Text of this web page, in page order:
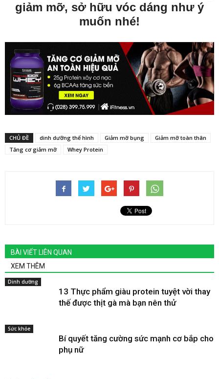
giảm mỡ, sở hữu vóc dáng như ý
muốn nhé!
CHỦ ĐỀ dinh dưỡng thể hình Giảm mỡ bụng
Giảm mỡ toàn thân
Tăng cơ giảm mỡ
Whey Protein
BÀI VIẾT LIÊN QUAN
XEM THÊM
Dinh dưỡng
13 Thực phẩm giàu protein tuyệt vời thay
thế được thịt gà mà bạn nên thử
Sức khỏe
Bí quyết tăng cường sức mạnh cơ bắp cho
phụ nữ